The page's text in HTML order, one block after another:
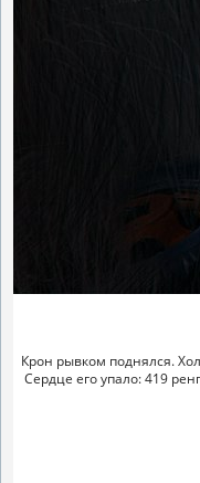
Крон рывком поднялся.
Сердце его упало: 419